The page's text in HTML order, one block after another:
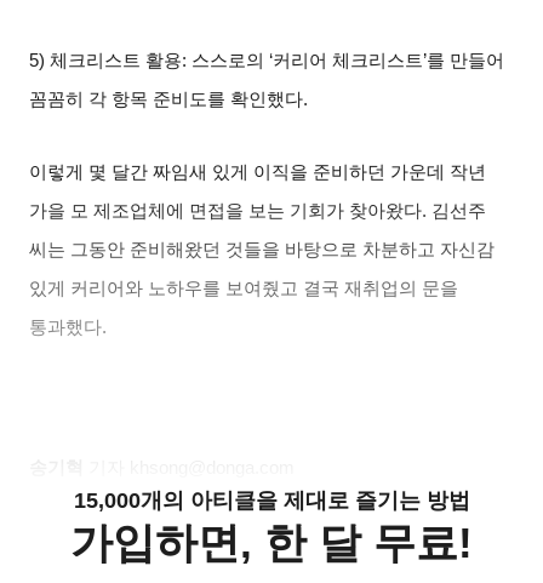
5)체크리스트 활용: 스스로의 ‘커리어 체크리스트’를 만들어
꼼꼼히 각 항목 준비도를 확인했다.
이렇게 몇 달간 짜임새 있게 이직을 준비하던 가운데 작년
가을 모 제조업체에 면접을 보는 기회가 찾아왔다. 김선주
씨는 그동안 준비해왔던 것들을 바탕으로 차분하고 자신감
있게 커리어와 노하우를 보여줬고 결국 재취업의 문을
통과했다.
15,000개의 아티클을 제대로 즐기는 방법
가입하면, 한 달 무료!